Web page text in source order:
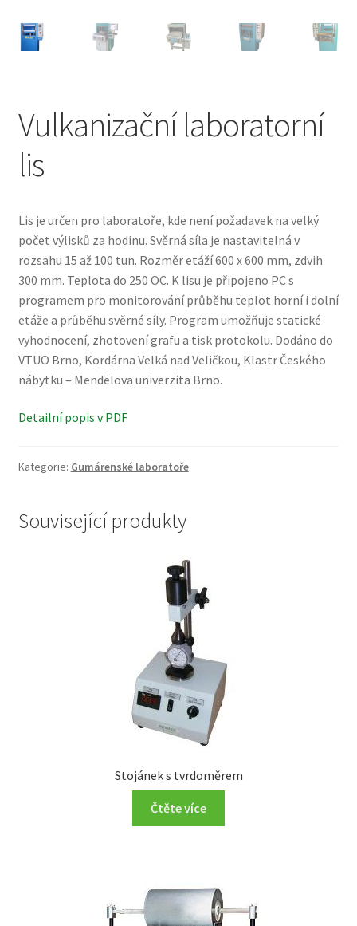
Vulkanizační laboratorní
lis
Lis je určen pro laboratoře, kde není požadavek na velký
počet výlisků za hodinu. Svěrná síla je nastavitelná v
rozsahu 15 až 100 tun. Rozměr etáží 600 x 600 mm, zdvih
300 mm. Teplota do 250 OC. K lisu je připojeno PC s
programem pro monitorování průběhu teplot horní i dolní
etáže a průběhu svěrné síly. Program umožňuje statické
vyhodnocení, zhotovení grafu a tisk protokolu. Dodáno do
VTUO Brno, Kordárna Velká nad Veličkou, Klastr Českého
nábytku – Mendelova univerzita Brno.
Detailní popis v PDF
Kategorie: Gumárenské laboratoře
Související produkty
Stojánek s tvrdoměrem
Čtěte více